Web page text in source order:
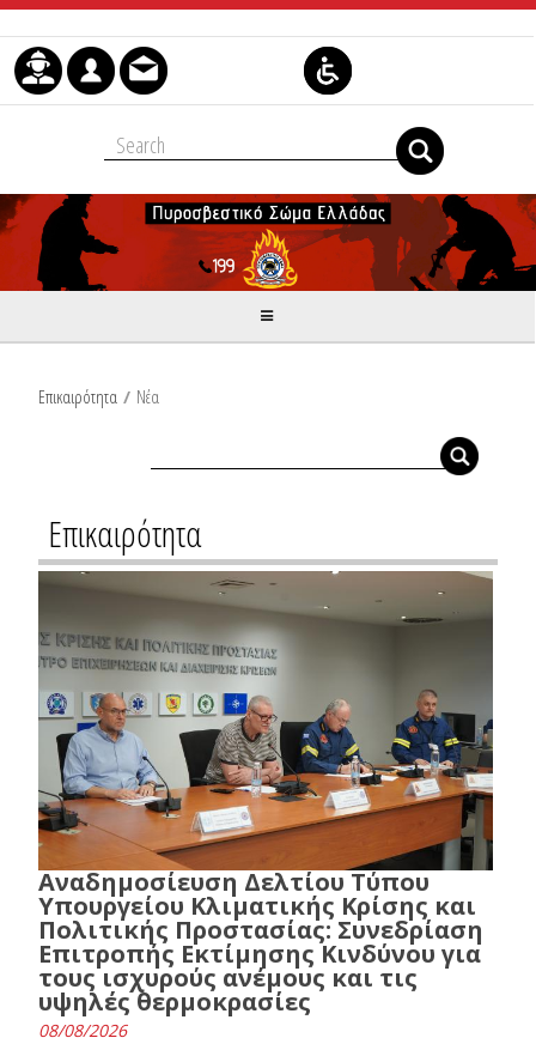
Μετάβαση στο περιεχόμενο
Επικαιρότητα / Νέα
Επικαιρότητα
Αναδημοσίευση Δελτίου Τύπου
Υπουργείου Κλιματικής Κρίσης και
Πολιτικής Προστασίας: Συνεδρίαση
Επιτροπής Εκτίμησης Κινδύνου για
τους ισχυρούς ανέμους και τις
υψηλές θερμοκρασίες
08/08/2026